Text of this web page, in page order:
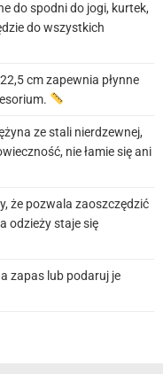
do spodni do jogi, kurtek,
do wszystkich
cm zapewnia płynne
ze stali nierdzewnej,
nie łamie się ani
że pozwala zaoszczędzić
odzieży staje się
zapas lub podaruj je